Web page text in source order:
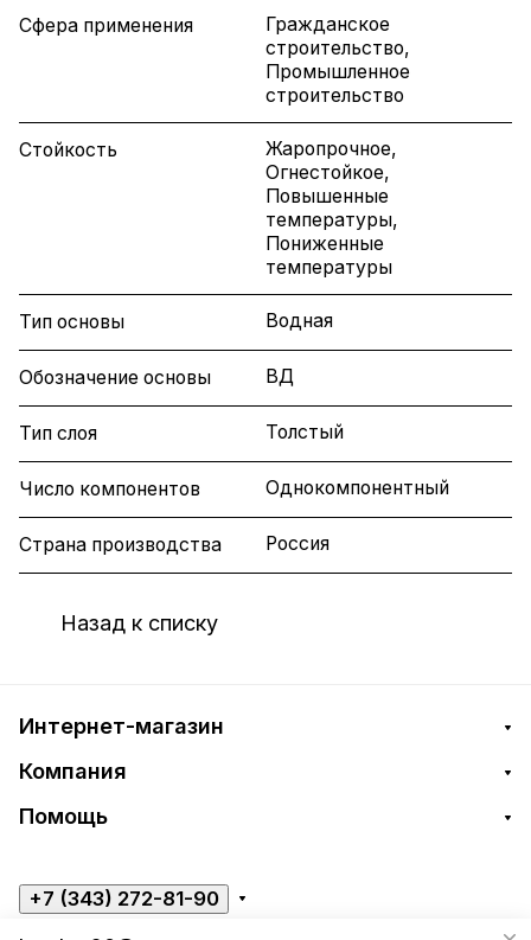
Сфера применения
Гражданское
строительство,
Промышленное
строительство
Стойкость
Жаропрочное,
Огнестойкое,
Повышенные
температуры,
Пониженные
температуры
Тип основы Водная
Обозначение основы ВД
Тип слоя Толстый
Число компонентов Однокомпонентный
Страна производства Россия
Назад к списку
Интернет-магазин
Компания
Помощь
+7 (343) 272-81-90